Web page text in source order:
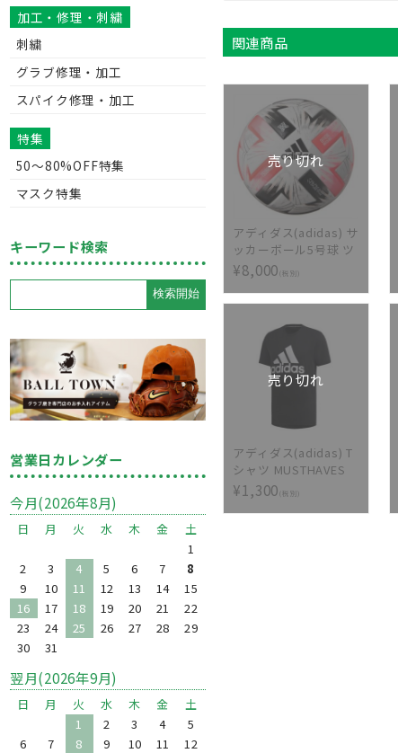
関連商品
売り切れ
アディダス(adidas) サ
ッカーボール5号球 ツ
バサ プロ AF515
¥8,000(税別)
売り切れ
アディダス(adidas) T
シャツ MUSTHAVES
BADGE OF SPORTS
FSD54-DT9933
¥1,300(税別)
加工・修理・刺繍
刺繍
グラブ修理・加工
スパイク修理・加工
特集
50〜80%OFF特集
マスク特集
キーワード検索
営業日カレンダー
今月(2026年8月)
日 月 火 水 木 金
土
1
2
3 4 5 6 7
8
9
10 11 12 13 14
15
16
17 18 19 20 21
22
23
24 25 26 27 28
29
30
31
翌月(2026年9月)
日 月 火 水 木 金
土
1
2 3 4
5
6
7 8 9 10 11
12